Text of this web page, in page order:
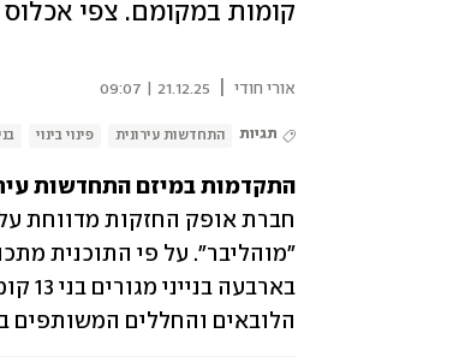
קומות במקומם. צפי אכלוס
אורי חודי 21.12.25 | 09:07
תגיות התחדשות עירונית פינוי בינוי
התקדמות במיזם התחדשות
הלובאים והחללים המשותפים